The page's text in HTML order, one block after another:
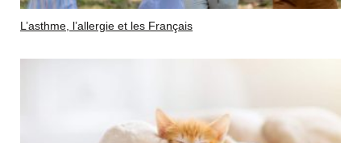
L’asthme, l’allergie et les Français